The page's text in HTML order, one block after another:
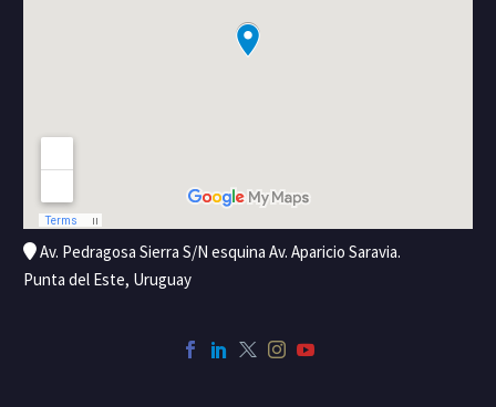
Av. Pedragosa Sierra S/N esquina Av. Aparicio Saravia.
Punta del Este, Uruguay